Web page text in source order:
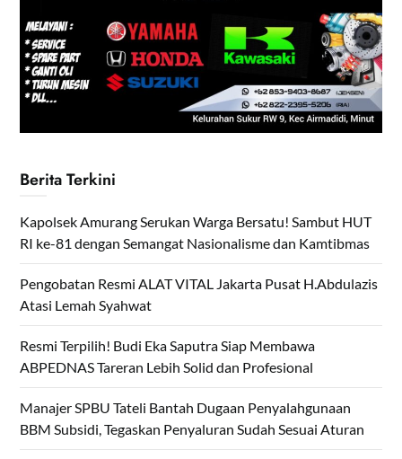
Berita Terkini
Kapolsek Amurang Serukan Warga Bersatu! Sambut HUT
RI ke-81 dengan Semangat Nasionalisme dan Kamtibmas
Pengobatan Resmi ALAT VITAL Jakarta Pusat H.Abdulazis
Atasi Lemah Syahwat
Resmi Terpilih! Budi Eka Saputra Siap Membawa
ABPEDNAS Tareran Lebih Solid dan Profesional
Manajer SPBU Tateli Bantah Dugaan Penyalahgunaan
BBM Subsidi, Tegaskan Penyaluran Sudah Sesuai Aturan